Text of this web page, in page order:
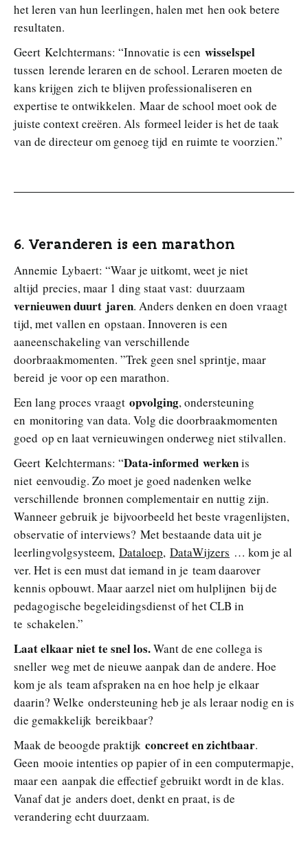
het leren van hun leerlingen, halen met hen ook betere
resultaten.
Geert Kelchtermans: “Innovatie is een wisselspel
tussen lerende leraren en de school. Leraren moeten de
kans krijgen zich te blijven professionaliseren en
expertise te ontwikkelen. Maar de school moet ook de
juiste context creëren. Als formeel leider is het de taak
van de directeur om genoeg tijd en ruimte te voorzien.”
6. Veranderen is een marathon
Annemie Lybaert: “Waar je uitkomt, weet je niet
altijd precies, maar 1 ding staat vast: duurzaam
vernieuwen duurt jaren. Anders denken en doen vraagt
tijd, met vallen en opstaan. Innoveren is een
aaneenschakeling van verschillende
doorbraakmomenten. ”Trek geen snel sprintje, maar
bereid je voor op een marathon.
Een lang proces vraagt opvolging, ondersteuning
en monitoring van data. Volg die doorbraakmomenten
goed op en laat vernieuwingen onderweg niet stilvallen.
Geert Kelchtermans: “Data-informed werkenis
niet eenvoudig. Zo moet je goed nadenken welke
verschillende bronnen complementair en nuttig zijn.
Wanneer gebruik je bijvoorbeeld het beste vragenlijsten,
observatie of interviews? Met bestaande data uit je
leerlingvolgsysteem, Dataloep, DataWijzers … kom je al
ver. Het is een must dat iemand in je team daarover
kennis opbouwt. Maar aarzel niet om hulplijnen bij de
pedagogische begeleidingsdienst of het CLB in
te schakelen.”
Laat elkaar niet te snel los.Want de ene collega is
sneller weg met de nieuwe aanpak dan de andere. Hoe
kom je als team afspraken na en hoe help je elkaar
daarin? Welke ondersteuning heb je als leraar nodig en is
die gemakkelijk bereikbaar?
Maak de beoogde praktijk concreet en zichtbaar.
Geen mooie intenties op papier of in een computermapje,
maar een aanpak die effectief gebruikt wordt in de klas.
Vanaf dat je anders doet, denkt en praat, is de
verandering echt duurzaam.